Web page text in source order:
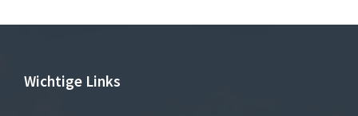
Wichtige Links